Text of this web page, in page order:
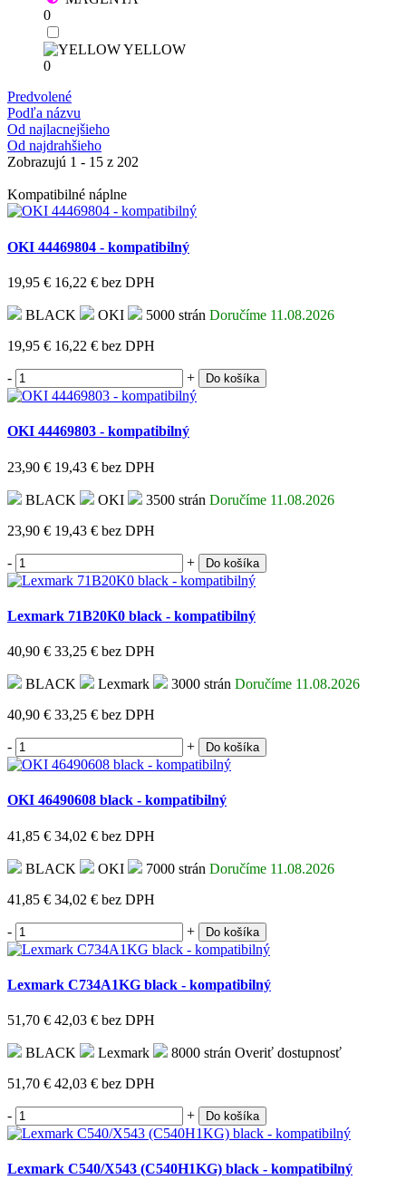
0
YELLOW
0
Predvolené
Podľa názvu
Od najlacnejšieho
Od najdrahšieho
Zobrazujú 1 - 15 z 202
Kompatibilné náplne
OKI 44469804 - kompatibilný
19,95 € 16,22 € bez DPH
BLACK OKI 5000 strán Doručíme 11.08.2026
19,95 € 16,22 € bez DPH
- + Do košíka
OKI 44469803 - kompatibilný
23,90 € 19,43 € bez DPH
BLACK OKI 3500 strán Doručíme 11.08.2026
23,90 € 19,43 € bez DPH
- + Do košíka
Lexmark 71B20K0 black - kompatibilný
40,90 € 33,25 € bez DPH
BLACK Lexmark 3000 strán Doručíme 11.08.2026
40,90 € 33,25 € bez DPH
- + Do košíka
OKI 46490608 black - kompatibilný
41,85 € 34,02 € bez DPH
BLACK OKI 7000 strán Doručíme 11.08.2026
41,85 € 34,02 € bez DPH
- + Do košíka
Lexmark C734A1KG black - kompatibilný
51,70 € 42,03 € bez DPH
BLACK Lexmark 8000 strán Overiť dostupnosť
51,70 € 42,03 € bez DPH
- + Do košíka
Lexmark C540/X543 (C540H1KG) black - kompatibilný